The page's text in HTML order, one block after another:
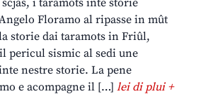
i taramots inte storie
Floramo al ripasse in mût
storie dai taramots in Friûl,
pericul sismic al sedi une
nestre storie. La pene
e acompagne il […] lei di plui +